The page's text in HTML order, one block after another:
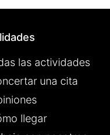
atentos y
las actividades
una cita
llegar